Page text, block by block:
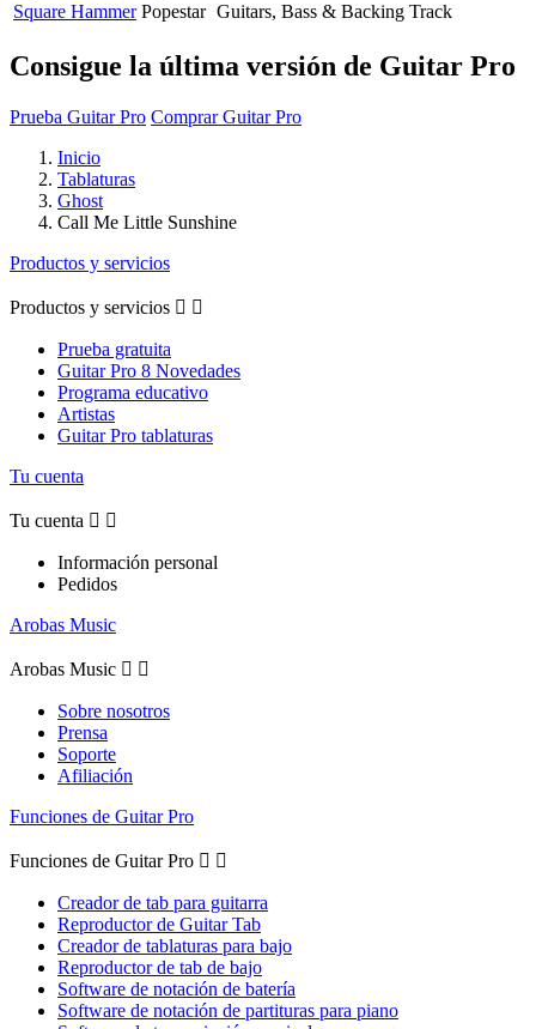
Square Hammer Popestar Guitars, Bass & Backing Track
Consigue la última versión de Guitar Pro
Prueba Guitar Pro Comprar Guitar Pro
Inicio
Tablaturas
Ghost
Call Me Little Sunshine
Productos y servicios
Productos y servicios  
Prueba gratuita
Guitar Pro 8 Novedades
Programa educativo
Artistas
Guitar Pro tablaturas
Tu cuenta
Tu cuenta  
Información personal
Pedidos
Arobas Music
Arobas Music  
Sobre nosotros
Prensa
Soporte
Afiliación
Funciones de Guitar Pro
Funciones de Guitar Pro  
Creador de tab para guitarra
Reproductor de Guitar Tab
Creador de tablaturas para bajo
Reproductor de tab de bajo
Software de notación de batería
Software de notación de partituras para piano